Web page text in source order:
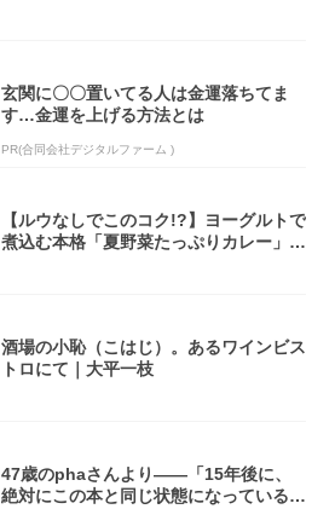
玄関に〇〇置いてる人は金運落ちてま
す…金運を上げる方法とは
PR(合同会社デジタルファーム )
【ルウなしでこのコク!?】ヨーグルトで
煮込む本格「夏野菜たっぷりカレー」作
酒場の小恥（こはじ）。あるワインビス
トロにて｜大平一枝
47歳のphaさんより――「15年後に、
絶対にこの本と同じ状態になっている自